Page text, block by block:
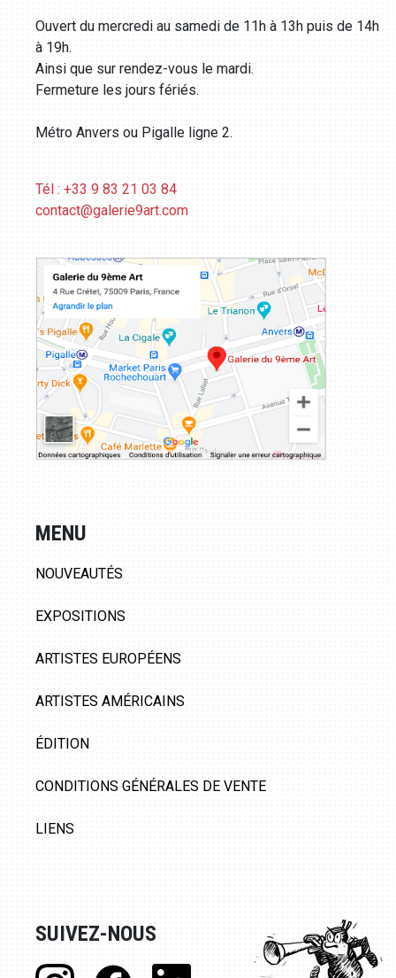
Ouvert du mercredi au samedi de 11h à 13h puis de 14h
à 19h.
Ainsi que sur rendez-vous le mardi.
Fermeture les jours fériés.
Métro Anvers ou Pigalle ligne 2.
Tél : +33 9 83 21 03 84
contact@galerie9art.com
MENU
NOUVEAUTÉS
EXPOSITIONS
ARTISTES EUROPÉENS
ARTISTES AMÉRICAINS
ÉDITION
CONDITIONS GÉNÉRALES DE VENTE
LIENS
SUIVEZ-NOUS